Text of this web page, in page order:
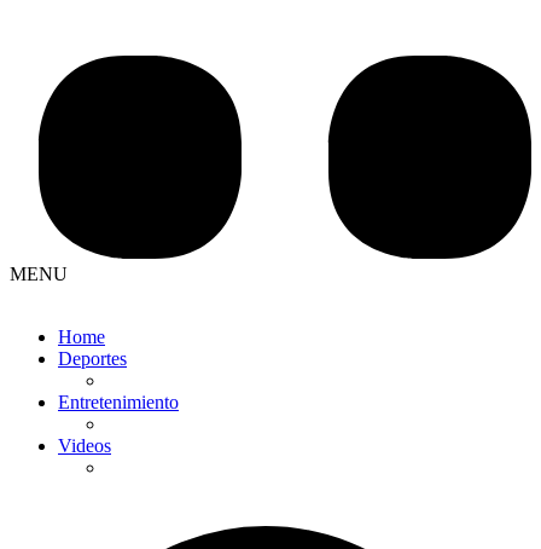
MENU
Home
Deportes
Entretenimiento
Videos